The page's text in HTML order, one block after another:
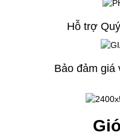
Hỗ trợ
Bảo đảm giá